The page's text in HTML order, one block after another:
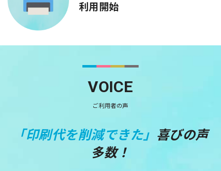
利用開始
VOICE
ご利用者の声
「印刷代を削減できた」 喜びの声
多数！